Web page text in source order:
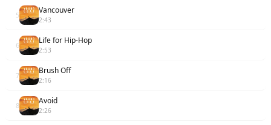
5 Vancouver
2:43
6 Life for Hip-Hop
2:53
7 Brush Off
2:16
8 Avoid
2:26